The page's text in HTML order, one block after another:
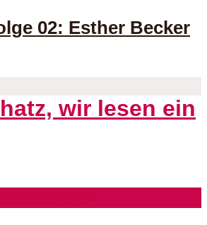
02: Esther Becker
wir lesen ein